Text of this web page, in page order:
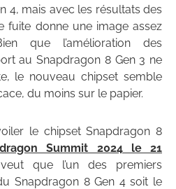
4, mais avec les résultats des
fuite donne une image assez
que l’amélioration des
au Snapdragon 8 Gen 3 ne
le nouveau chipset semble
du moins sur le papier.
le chipset Snapdragon 8
Summit 2024 le 21
que l’un des premiers
Snapdragon 8 Gen 4 soit le